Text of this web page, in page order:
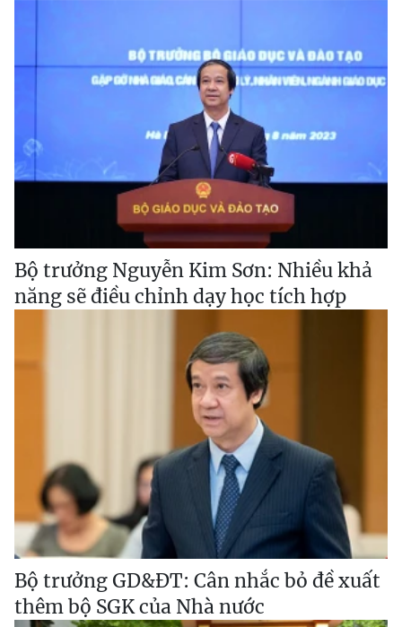
Bộ trưởng Nguyễn Kim Sơn: Nhiều khả
năng sẽ điều chỉnh dạy học tích hợp
Bộ trưởng GD&ĐT: Cân nhắc bỏ đề xuất
thêm bộ SGK của Nhà nước